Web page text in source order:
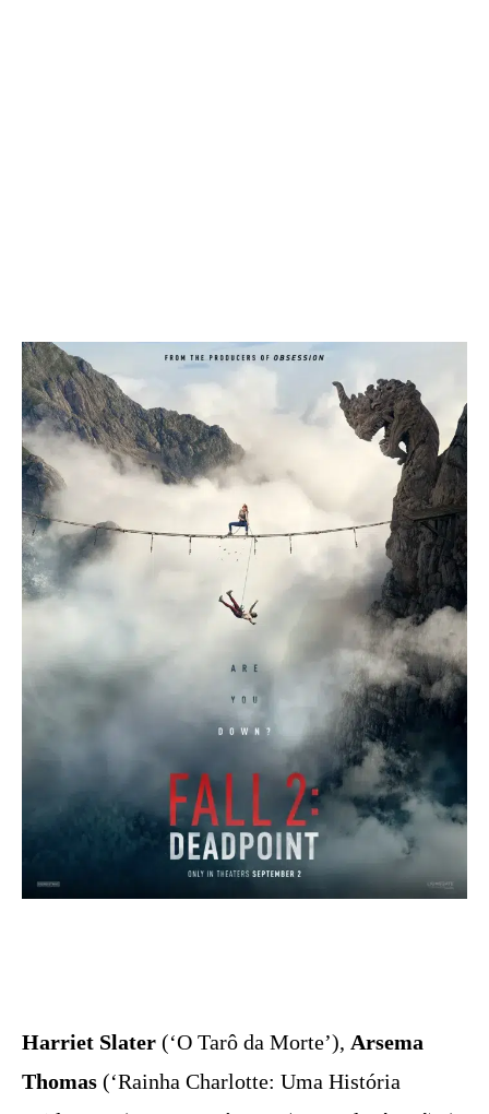
Harriet Slater (‘O Tarô da Morte’), Arsema
Thomas (‘Rainha Charlotte: Uma História